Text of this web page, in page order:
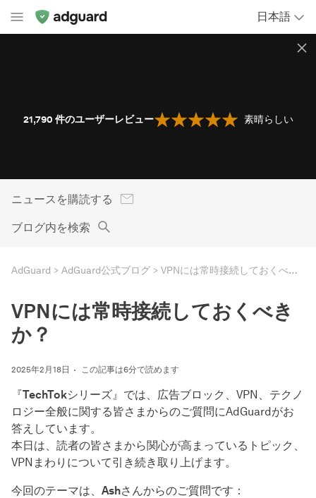
日本語
21,790 件のユーザーレビュー 素晴らしい
ニュースを購読する
ブログ内を検索
AdGuard AdGuard公式ブログ VPNには常時接続しておくべきか？
VPNには常時接続しておくべき
か？
2025年2月18日 この記事は6分で読めます
『TechTokシリーズ』では、広告ブロック、VPN、テクノ
ロジー全般に関する皆さまからのご質問にAdGuardがお
答えしています。
本日は、読者の皆さまから関心が高まっているトピック、
VPNまわりについて引き続き取り上げます。
今回のテーマは、 Ashさんからのご質問です：